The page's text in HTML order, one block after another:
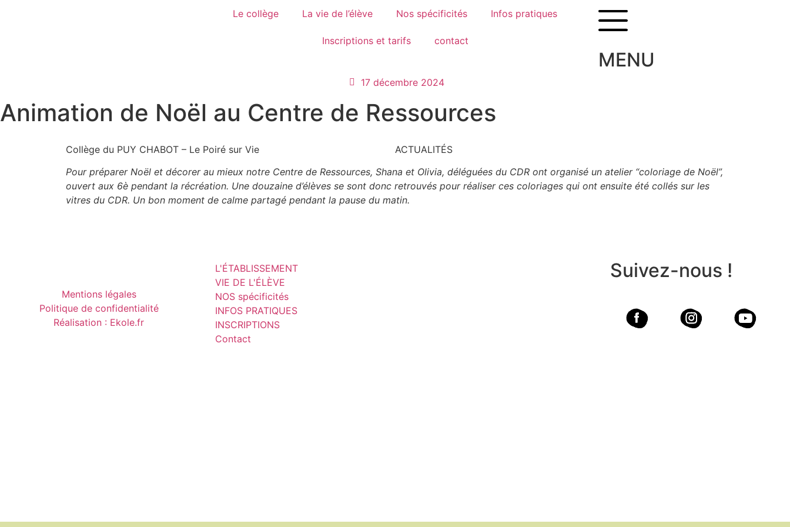
Le collège La vie de l’élève Nos spécificités Infos pratiques
Inscriptions et tarifs contact
MENU
17 décembre 2024
Animation de Noël au Centre de Ressources
Collège du PUY CHABOT – Le Poiré sur Vie
ACTUALITÉS
Pour préparer Noël et décorer au mieux notre Centre de Ressources, Shana et Olivia, déléguées du CDR ont organisé un atelier “coloriage de Noël”,
ouvert aux 6è pendant la récréation. Une douzaine d’élèves se sont donc retrouvés pour réaliser ces coloriages qui ont ensuite été collés sur les
vitres du CDR. Un bon moment de calme partagé pendant la pause du matin.
Mentions légales
Politique de confidentialité
Réalisation : Ekole.fr
L'ÉTABLISSEMENT
VIE DE L'ÉLÈVE
NOS spécificités
INFOS PRATIQUES
INSCRIPTIONS
Contact
Suivez-nous !